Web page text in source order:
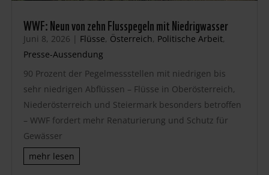
WWF: Neun von zehn Flusspegeln mit Niedrigwasser
Juni 8, 2026 | Flüsse, Österreich, Politische Arbeit,
Presse-Aussendung
90 Prozent der Pegelmessstellen mit niedrigen bis
sehr niedrigen Abflüssen – Flüsse in Oberösterreich,
Niederösterreich und Steiermark besonders betroffen
– WWF fordert mehr Renaturierung und Schutz für
Gewässer
mehr lesen